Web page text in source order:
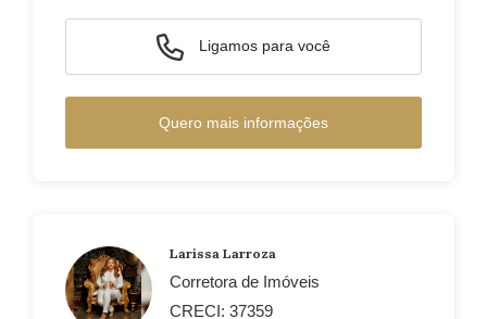
Ligamos para você
Quero mais informações
Larissa Larroza
Corretora de Imóveis
CRECI: 37359